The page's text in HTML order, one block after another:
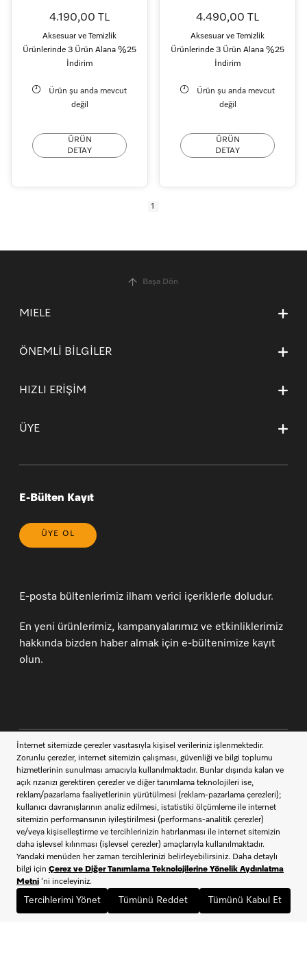
4.190,00 TL
Aksesuar ve Temizlik
Ürünlerinde 3 Ürün Alana %25
İndirim
Ürün şu anda mevcut
değil
ÜRÜN
DETAY
4.490,00 TL
Aksesuar ve Temizlik
Ürünlerinde 3 Ürün Alana %25
İndirim
Ürün şu anda mevcut
değil
ÜRÜN
DETAY
1
Başa Dön
MIELE
Miele’yi tercih etmek için nedenler
Kurumsal Sayfamız
Kişisel Verilerin Korunması
ÖNEMLİ BİLGİLER
Teslimat Koşulları
Garanti Sertifikası Sözleşme Esasları
HIZLI ERİŞİM
Sepetim
ÜYE
E-Bülten Kayıt
ÜYE OL
E-posta bültenlerimiz ilham verici içeriklerle doludur.
En yeni ürünlerimiz, kampanyalarımız ve etkinliklerimiz
hakkında bizden haber almak için e-bültenimize kayıt
olun.
İletişim Müşteri Hizmetleri 444 11 22
Miele takipçisi ol
SATIŞ SÖZLEŞMESİ